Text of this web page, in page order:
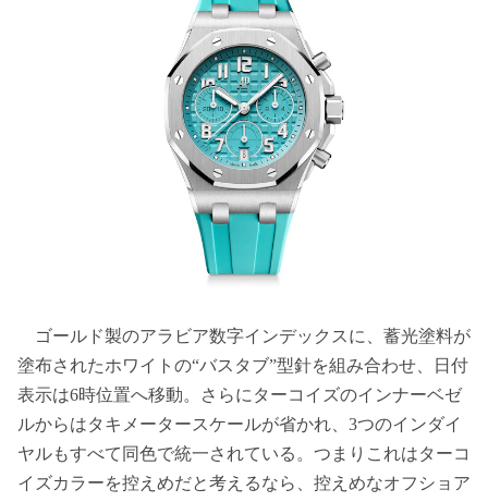
ゴールド製のアラビア数字インデックスに、蓄光塗料が
塗布されたホワイトの“バスタブ”型針を組み合わせ、日付
表示は6時位置へ移動。さらにターコイズのインナーベゼ
ルからはタキメータースケールが省かれ、3つのインダイ
ヤルもすべて同色で統一されている。つまりこれはターコ
イズカラーを控えめだと考えるなら、控えめなオフショア